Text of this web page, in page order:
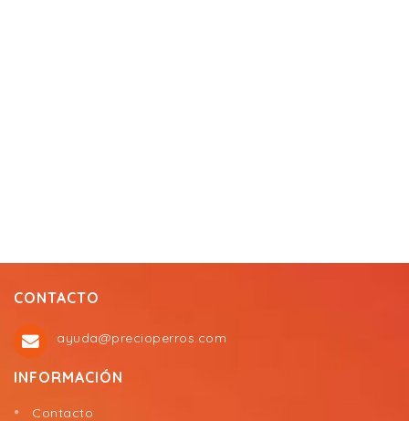
CONTACTO
ayuda@precioperros.com
INFORMACIÓN
Contacto